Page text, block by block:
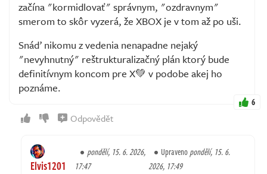
začína "kormidlovať" správnym, "ozdravnym"
smerom to skôr vyzerá, že XBOX je v tom až po uši.
Snáď nikomu z vedenia nenapadne nejaký
"nevyhnutný" reštrukturalizačný plán ktorý bude
definitívnym koncom pre X💚 v podobe akej ho
poznáme.
6
Odpovědět
Elvis1201
pondělí, 15. 6. 2026,
17:47
Upravenopondělí, 15. 6.
2026, 17:49